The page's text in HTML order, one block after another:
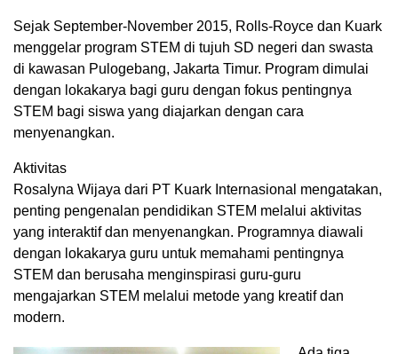
Sejak September-November 2015, Rolls-Royce dan Kuark
menggelar program STEM di tujuh SD negeri dan swasta
di kawasan Pulogebang, Jakarta Timur. Program dimulai
dengan lokakarya bagi guru dengan fokus pentingnya
STEM bagi siswa yang diajarkan dengan cara
menyenangkan.
Aktivitas
Rosalyna Wijaya dari PT Kuark Internasional mengatakan,
penting pengenalan pendidikan STEM melalui aktivitas
yang interaktif dan menyenangkan. Programnya diawali
dengan lokakarya guru untuk memahami pentingnya
STEM dan berusaha menginspirasi guru-guru
mengajarkan STEM melalui metode yang kreatif dan
modern.